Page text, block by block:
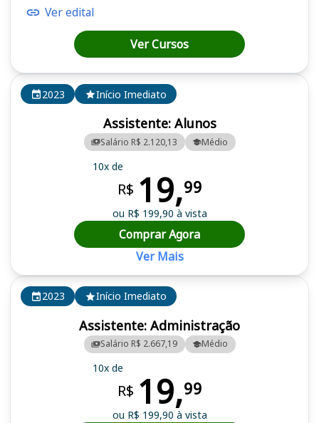
2023 Início Imediato
Assistente: Administração
Salário R$ 2.667,19 Médio
10x de
R$ 19,99
ou R$ 199,90 à vista
2023 Início Imediato
Assistente: Alunos
Salário R$ 2.120,13 Médio
10x de
R$ 19,99
ou R$ 199,90 à vista
Comprar Agora
Ver Mais
Ver edital
Ver Cursos